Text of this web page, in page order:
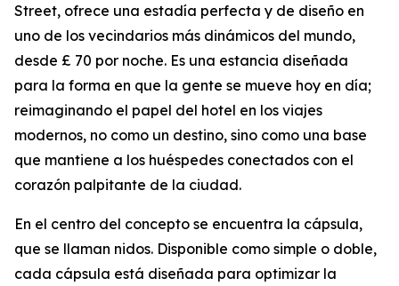
Street, ofrece una estadía perfecta y de diseño en
uno de los vecindarios más dinámicos del mundo,
desde £ 70 por noche. Es una estancia diseñada
para la forma en que la gente se mueve hoy en día;
reimaginando el papel del hotel en los viajes
modernos, no como un destino, sino como una base
que mantiene a los huéspedes conectados con el
corazón palpitante de la ciudad.
En el centro del concepto se encuentra la cápsula,
que se llaman nidos. Disponible como simple o doble,
cada cápsula está diseñada para optimizar la